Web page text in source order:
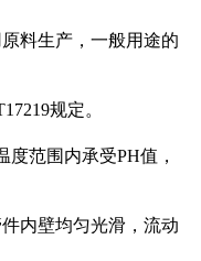
料生产，一般用途的
规定。
范围内承受PH值，
内壁均匀光滑，流动